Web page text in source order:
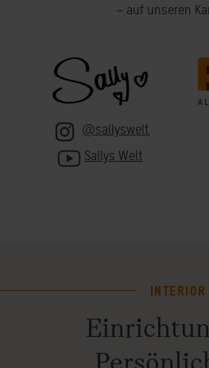
– auf unseren
@sallyswelt
Sallys Welt
INTERIOR